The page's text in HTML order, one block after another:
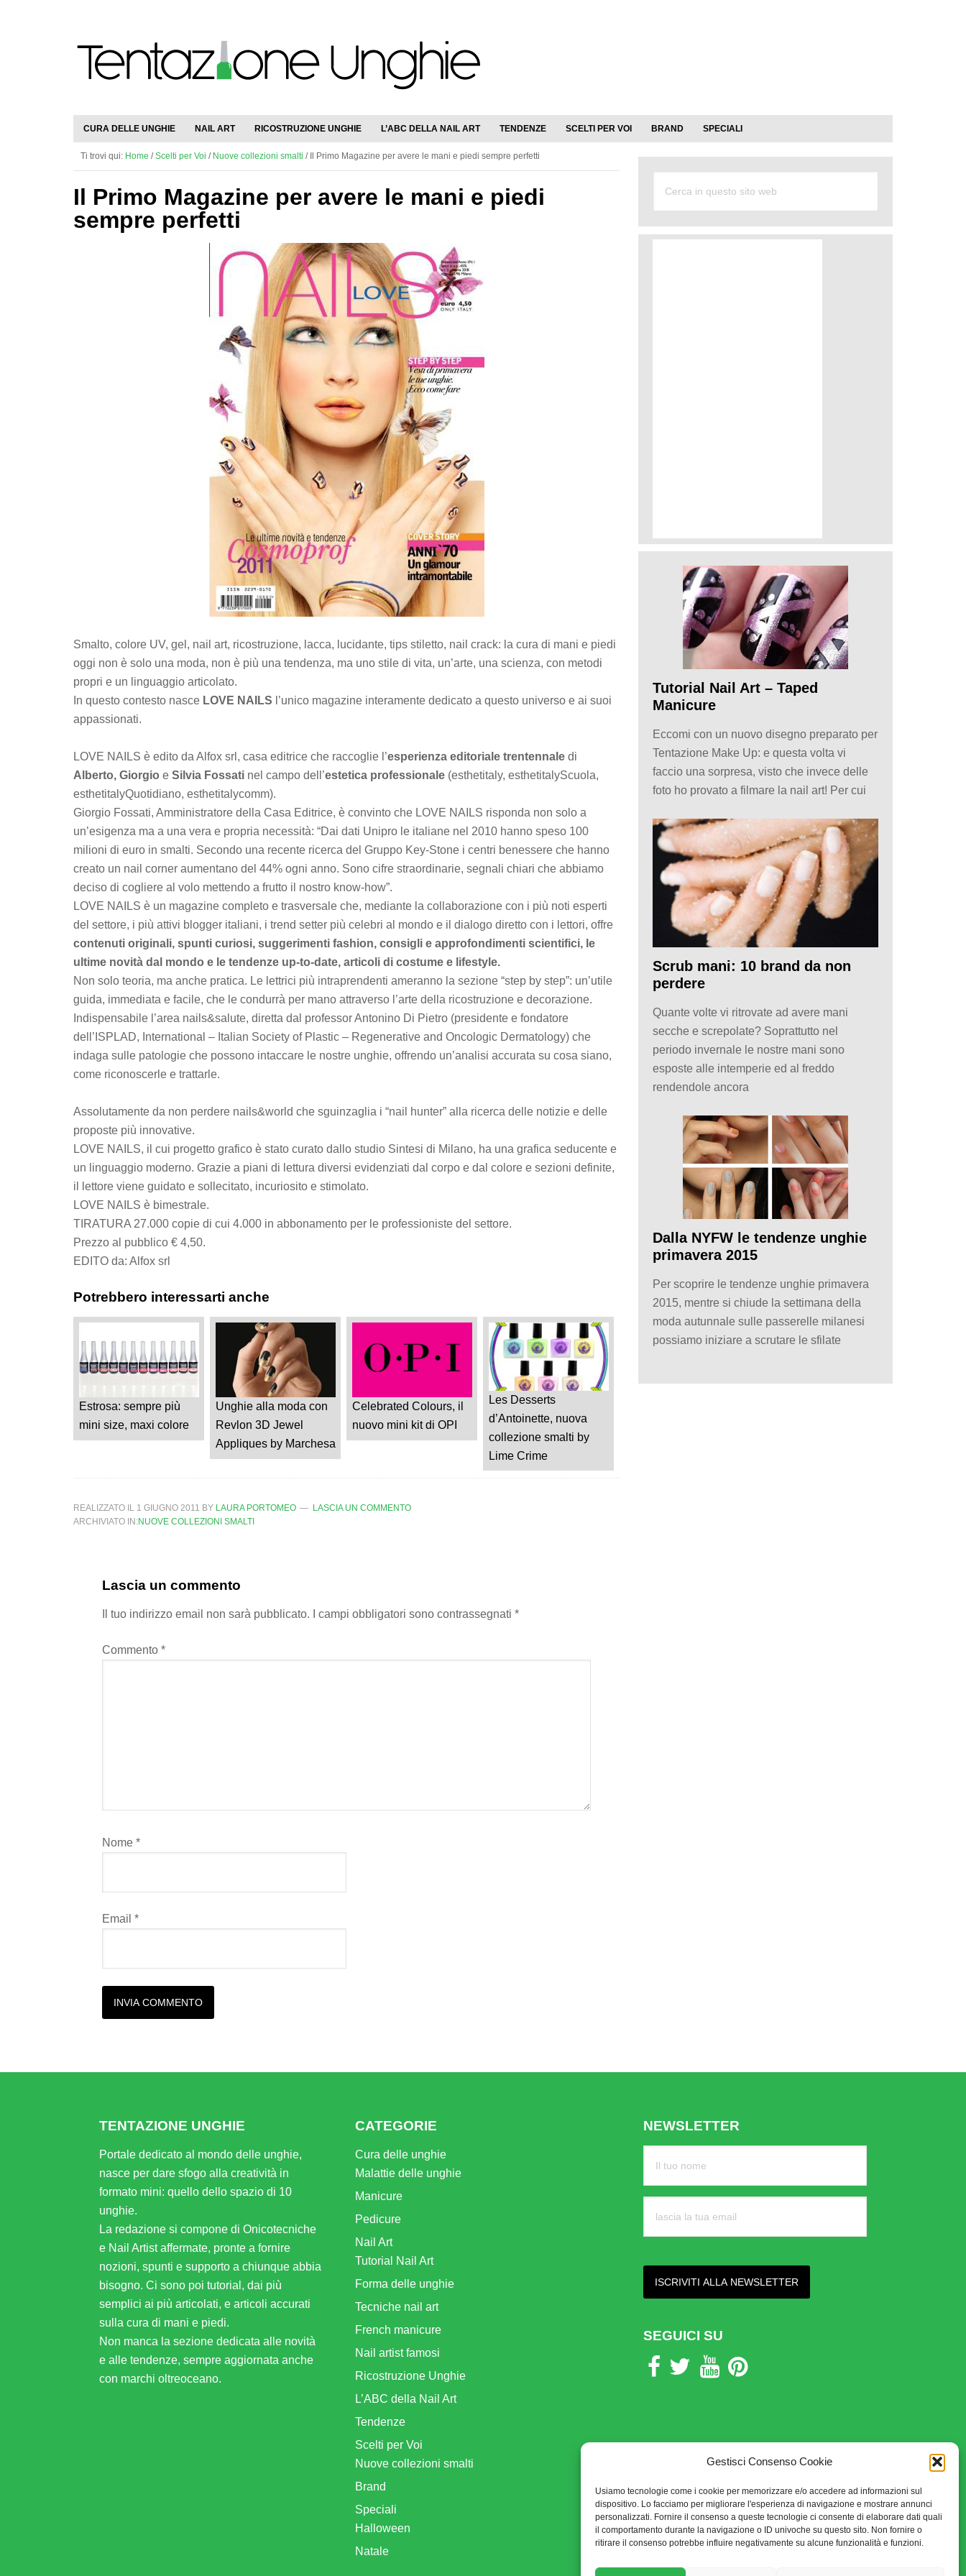
Gestisci Consenso Cookie
Usiamo tecnologie come i cookie per memorizzare e/o accedere ad informazioni sul
dispositivo. Lo facciamo per migliorare l'esperienza di navigazione e mostrare annunci
personalizzati. Fornire il consenso a queste tecnologie ci consente di elaborare dati quali
il comportamento durante la navigazione o ID univoche su questo sito. Non fornire o
ritirare il consenso potrebbe influire negativamente su alcune funzionalità e funzioni.
CURA DELLE UNGHIE NAIL ART RICOSTRUZIONE UNGHIE L’ABC DELLA NAIL ART TENDENZE SCELTI PER VOI BRAND SPECIALI
Ti trovi qui: Home / Scelti per Voi / Nuove collezioni smalti /Il Primo Magazine per avere le mani e piedi sempre perfetti
Il Primo Magazine per avere le mani e piedi
sempre perfetti
Smalto, colore UV, gel, nail art, ricostruzione, lacca, lucidante, tips stiletto, nail crack: la cura di mani e piedi
oggi non è solo una moda, non è più una tendenza, ma uno stile di vita, un’arte, una scienza, con metodi
propri e un linguaggio articolato.
In questo contesto nasce LOVE NAILS l’unico magazine interamente dedicato a questo universo e ai suoi
appassionati.
LOVE NAILS è edito da Alfox srl, casa editrice che raccoglie l’esperienza editoriale trentennale di
Alberto, Giorgio e Silvia Fossati nel campo dell’estetica professionale (esthetitaly, esthetitalyScuola,
esthetitalyQuotidiano, esthetitalycomm).
Giorgio Fossati, Amministratore della Casa Editrice, è convinto che LOVE NAILS risponda non solo a
un’esigenza ma a una vera e propria necessità: “Dai dati Unipro le italiane nel 2010 hanno speso 100
milioni di euro in smalti. Secondo una recente ricerca del Gruppo Key-Stone i centri benessere che hanno
creato un nail corner aumentano del 44% ogni anno. Sono cifre straordinarie, segnali chiari che abbiamo
deciso di cogliere al volo mettendo a frutto il nostro know-how”.
LOVE NAILS è un magazine completo e trasversale che, mediante la collaborazione con i più noti esperti
del settore, i più attivi blogger italiani, i trend setter più celebri al mondo e il dialogo diretto con i lettori, offre
contenuti originali, spunti curiosi, suggerimenti fashion, consigli e approfondimenti scientifici, le
ultime novità dal mondo e le tendenze up-to-date, articoli di costume e lifestyle.
Non solo teoria, ma anche pratica. Le lettrici più intraprendenti ameranno la sezione “step by step”: un’utile
guida, immediata e facile, che le condurrà per mano attraverso l’arte della ricostruzione e decorazione.
Indispensabile l’area nails&salute, diretta dal professor Antonino Di Pietro (presidente e fondatore
dell’ISPLAD, International – Italian Society of Plastic – Regenerative and Oncologic Dermatology) che
indaga sulle patologie che possono intaccare le nostre unghie, offrendo un’analisi accurata su cosa siano,
come riconoscerle e trattarle.
Assolutamente da non perdere nails&world che sguinzaglia i “nail hunter” alla ricerca delle notizie e delle
proposte più innovative.
LOVE NAILS, il cui progetto grafico è stato curato dallo studio Sintesi di Milano, ha una grafica seducente e
un linguaggio moderno. Grazie a piani di lettura diversi evidenziati dal corpo e dal colore e sezioni definite,
il lettore viene guidato e sollecitato, incuriosito e stimolato.
LOVE NAILS è bimestrale.
TIRATURA 27.000 copie di cui 4.000 in abbonamento per le professioniste del settore.
Prezzo al pubblico € 4,50.
EDITO da: Alfox srl
Potrebbero interessarti anche
Estrosa: sempre più
mini size, maxi colore
Unghie alla moda con
Revlon 3D Jewel
Appliques by Marchesa
Celebrated Colours, il
nuovo mini kit di OPI
Les Desserts
d’Antoinette, nuova
collezione smalti by
Lime Crime
REALIZZATO IL 1 GIUGNO 2011 BY LAURA PORTOMEO
LASCIA UN COMMENTO
ARCHIVIATO IN:NUOVE COLLEZIONI SMALTI
Lascia un commento
Il tuo indirizzo email non sarà pubblicato. I campi obbligatori sono contrassegnati *
Commento *
Nome *
Email *
Tutorial Nail Art – Taped
Manicure
Eccomi con un nuovo disegno preparato per
Tentazione Make Up: e questa volta vi
faccio una sorpresa, visto che invece delle
foto ho provato a filmare la nail art! Per cui
Scrub mani: 10 brand da non
perdere
Quante volte vi ritrovate ad avere mani
secche e screpolate? Soprattutto nel
periodo invernale le nostre mani sono
esposte alle intemperie ed al freddo
rendendole ancora
Dalla NYFW le tendenze unghie
primavera 2015
Per scoprire le tendenze unghie primavera
2015, mentre si chiude la settimana della
moda autunnale sulle passerelle milanesi
possiamo iniziare a scrutare le sfilate
TENTAZIONE UNGHIE
Portale dedicato al mondo delle unghie,
nasce per dare sfogo alla creatività in
formato mini: quello dello spazio di 10
unghie.
La redazione si compone di Onicotecniche
e Nail Artist affermate, pronte a fornire
nozioni, spunti e supporto a chiunque abbia
bisogno. Ci sono poi tutorial, dai più
semplici ai più articolati, e articoli accurati
sulla cura di mani e piedi.
Non manca la sezione dedicata alle novità
e alle tendenze, sempre aggiornata anche
con marchi oltreoceano.
CATEGORIE
Cura delle unghie
Malattie delle unghie
Manicure
Pedicure
Nail Art
Tutorial Nail Art
Forma delle unghie
Tecniche nail art
French manicure
Nail artist famosi
Ricostruzione Unghie
L’ABC della Nail Art
Tendenze
Scelti per Voi
Nuove collezioni smalti
Brand
Speciali
Halloween
Natale
NEWSLETTER
SEGUICI SU